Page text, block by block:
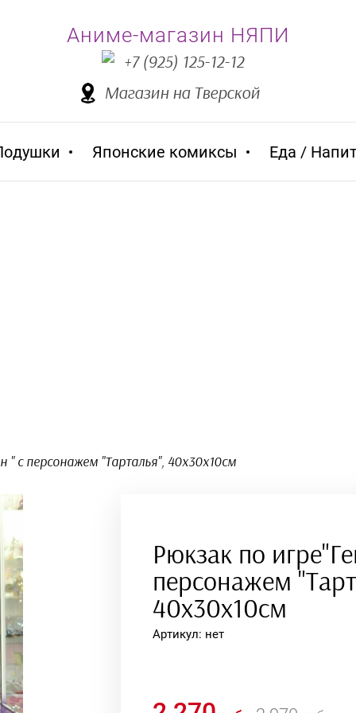
Аниме-магазин НЯПИ
+7 (925) 125-12-12
Магазин на Тверской
Японские комиксы Еда /
Подушки-
обнимашки 150х50
" с персонажем "Тарталья", 40x30x10см
Рюкзак по
персонажем
40x30x10см
Артикул: нет